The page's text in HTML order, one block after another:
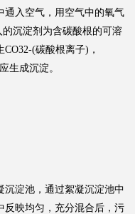
通入空气，用空气中的氧气
沉淀剂为含碳酸根的可溶
(碳酸根离子)，
生成沉淀。
淀池，通过絮凝沉淀池中
反映均匀，充分混合后，污